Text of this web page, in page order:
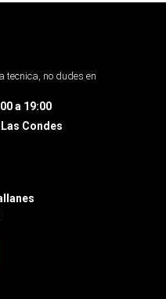
tecnica, no dudes en
a 19:00
Condes